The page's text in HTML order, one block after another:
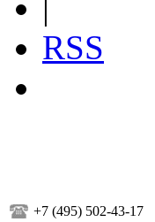
|
RSS
+7 (495) 502-43-17